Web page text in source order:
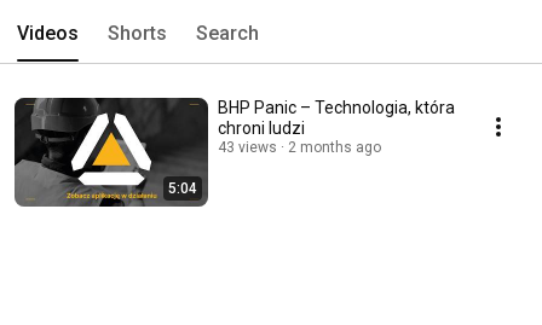
Videos Shorts Search
5:04
BHP Panic – Technologia, która
chroni ludzi
43 views 2 months ago